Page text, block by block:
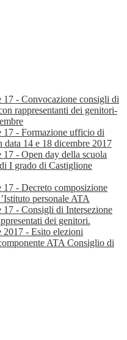
17 - Convocazione consigli di
rappresentanti dei genitori-
17 - Formazione ufficio di
data 14 e 18 dicembre 2017
17 - Open day della scuola
I grado di Castiglione
17 - Decreto composizione
personale ATA
17 - Consigli di Intersezione
dei genitori.
2017 - Esito elezioni
ATA Consiglio di